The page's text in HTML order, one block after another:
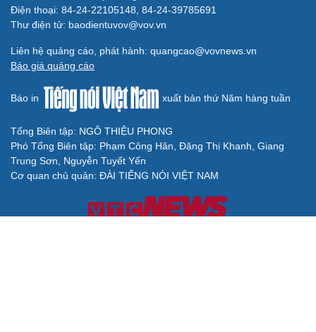
Điện thoại: 84-24-22105148, 84-24-39785691
Thư điện tử: baodientuvov@vov.vn
Liên hệ quảng cáo, phát hành: quangcao@vovnews.vn
Báo giá quảng cáo
Báo in xuất bản thứ Năm hàng tuần
Tổng Biên tập: NGÔ THIỆU PHONG
Phó Tổng Biên tập: Phạm Công Hân, Đặng Thị Khanh, Giang
Trung Sơn, Nguyễn Tuyết Yến
Cơ quan chủ quản: ĐÀI TIẾNG NÓI VIỆT NAM